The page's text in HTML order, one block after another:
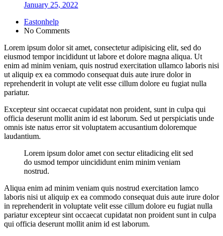
January 25, 2022
Eastonhelp
No Comments
Lorem ipsum dolor sit amet, consectetur adipisicing elit, sed do
eiusmod tempor incididunt ut labore et dolore magna aliqua. Ut
enim ad minim veniam, quis nostrud exercitation ullamco laboris nisi
ut aliquip ex ea commodo consequat duis aute irure dolor in
reprehenderit in volupt ate velit esse cillum dolore eu fugiat nulla
pariatur.
Excepteur sint occaecat cupidatat non proident, sunt in culpa qui
officia deserunt mollit anim id est laborum. Sed ut perspiciatis unde
omnis iste natus error sit voluptatem accusantium doloremque
laudantium.
Lorem ipsum dolor amet con sectur elitadicing elit sed
do usmod tempor uincididunt enim minim veniam
nostrud.
Aliqua enim ad minim veniam quis nostrud exercitation lamco
laboris nisi ut aliquip ex ea commodo consequat duis aute irure dolor
in reprehenderit in voluptate velit esse cillum dolore eu fugiat nulla
pariatur excepteur sint occaecat cupidatat non proident sunt in culpa
qui officia deserunt mollit anim id est laborum.